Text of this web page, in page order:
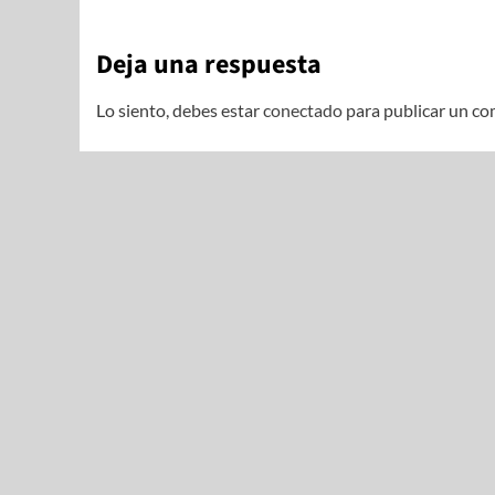
Deja una respuesta
Lo siento, debes estarconectado para publicar un